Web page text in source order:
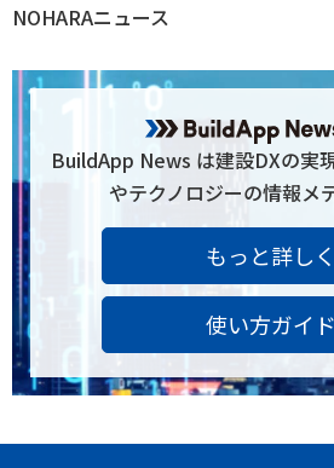
NOHARAニュース
BuildApp News は建設DXの実
やテクノロジーの情報メ
もっと詳しく
使い方ガイド